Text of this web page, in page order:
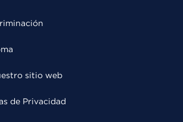
sitio web
de Privacidad